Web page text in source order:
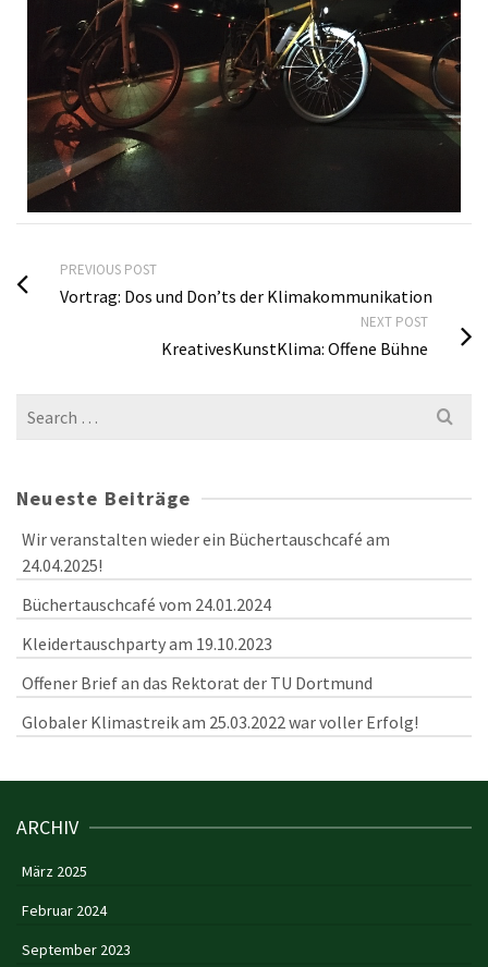
PREVIOUS POST
Vortrag: Dos und Don’ts der Klimakommunikation
NEXT POST
KreativesKunstKlima: Offene Bühne
Neueste Beiträge
Wir veranstalten wieder ein Büchertauschcafé am
24.04.2025!
Büchertauschcafé vom 24.01.2024
Kleidertauschparty am 19.10.2023
Offener Brief an das Rektorat der TU Dortmund
Globaler Klimastreik am 25.03.2022 war voller Erfolg!
ARCHIV
März 2025
Februar 2024
September 2023